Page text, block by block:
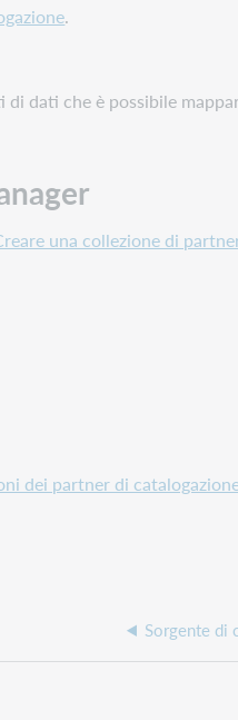
.
dati che è possibile
una collezione di
dei partner di
Sorgente di